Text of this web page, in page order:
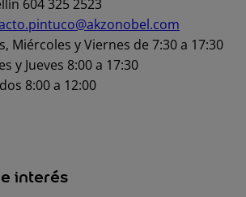
604 325 2523
Miércoles y Viernes de 7:30 a 17:30
y Jueves 8:00 a 17:30
8:00 a 12:00
interés